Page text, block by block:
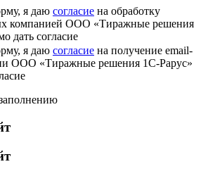
я даю согласие на обработку
компанией ООО «Тиражные решения
дать согласие
я даю согласие на получение email-
ООО «Тиражные решения 1С-Рарус»